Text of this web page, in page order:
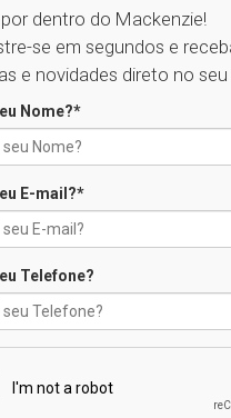
na educação dos
escola
04.08.2026
docentes para
Professora do
finalista do
04.08.2026
dentro do Mackenzie!
se em segundos e
e novidades direto no seu
Nome?*
E-mail?*
Telefone?